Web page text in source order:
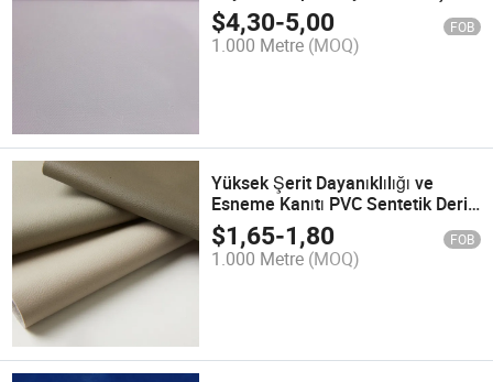
Zemin Matı
$4,30-5,00 FOB
1.000 Metre (MOQ)
Yüksek Şerit Dayanıklılığı ve
Esneme Kanıtı PVC Sentetik Deri
Kanepe için
$1,65-1,80 FOB
1.000 Metre (MOQ)